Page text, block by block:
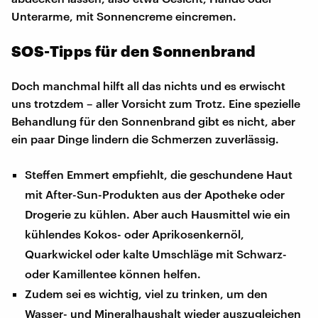
Unterarme, mit Sonnencreme eincremen.
SOS-Tipps für den Sonnenbrand
Doch manchmal hilft all das nichts und es erwischt
uns trotzdem – aller Vorsicht zum Trotz. Eine spezielle
Behandlung für den Sonnenbrand gibt es nicht, aber
ein paar Dinge lindern die Schmerzen zuverlässig.
Steffen Emmert empfiehlt, die geschundene Haut
mit After-Sun-Produkten aus der Apotheke oder
Drogerie zu kühlen. Aber auch Hausmittel wie ein
kühlendes Kokos- oder Aprikosenkernöl,
Quarkwickel oder kalte Umschläge mit Schwarz-
oder Kamillentee können helfen.
Zudem sei es wichtig, viel zu trinken, um den
Wasser- und Mineralhaushalt wieder auszugleichen